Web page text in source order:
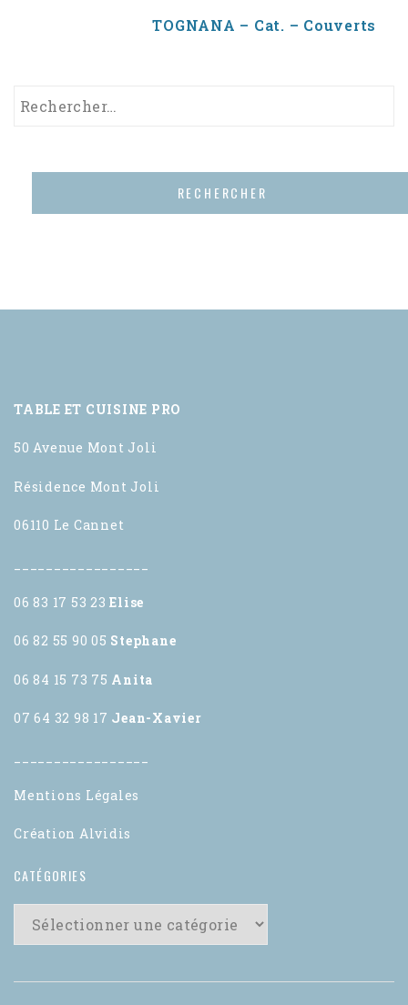
TOGNANA – Cat. – Couverts
TABLE ET CUISINE PRO
50 Avenue Mont Joli
Résidence Mont Joli
06110 Le Cannet
06 83 17 53 23Elise
06 82 55 90 05 Stephane
06 84 15 73 75 Anita
07 64 32 98 17 Jean-Xavier
Mentions Légales
Création Alvidis
CATÉGORIES